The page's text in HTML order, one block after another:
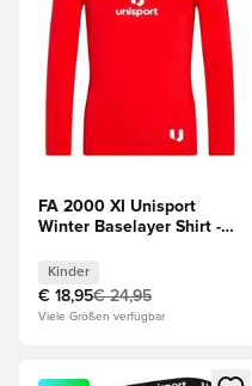
FA 2000 XI Unisport
Winter Baselayer Shirt -
Kinder
€ 18,95€ 24,95
Viele Größen verfügbar
Öffnet ein Fenster zum